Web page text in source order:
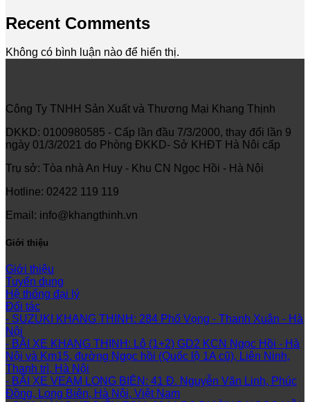
Recent Comments
Không có bình luận nào để hiển thị.
Công Ty TNHH Sản Xuất và Thương Mại Khang Thịnh
DKKD: 0100980585 - Cấp lần đầu 7/3/2000, thay đổi lần 9
ngày 01/3/2021 do Phòng ĐKKD- Sở KHĐT Hà Nôi cấp
Trụ sở: Tòa nhà An Huy - Khu CN Ngọc Hồi - Hà Nội
Hotline: 02422 119 119
Email: info@khangthinh.vn
Giới thiệu
Giới thiệu
Tuyển dụng
Hệ thống đại lý
Đối tác
- SUZUKI KHANG THINH: 284 Phố Vọng - Thanh Xuân - Hà
Nội
- BÃI XE KHANG THỊNH: Lô (1+2) GD2 KCN Ngọc Hồi - Hà
Nội và Km15, đường Ngọc hồi (Quốc lộ 1A cũ), Liên Ninh,
Thanh trì, Hà Nội
- BÃI XE VEAM LONG BIÊN: 41 Đ. Nguyễn Văn Linh, Phúc
Đồng, Long Biên, Hà Nội, Việt Nam